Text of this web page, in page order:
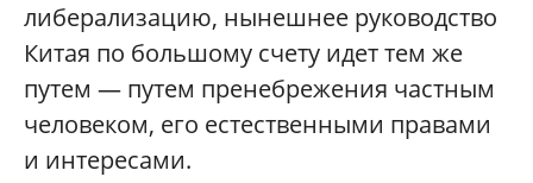
либерализацию, нынешнее руководство
Китая по большому счету идет тем же
путем — путем пренебрежения частным
человеком, его естественными правами
и интересами.